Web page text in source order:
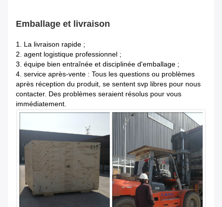
Emballage et livraison
1. La livraison rapide ;
2. agent logistique professionnel ;
3. équipe bien entraînée et disciplinée d'emballage ;
4. service après-vente : Tous les questions ou problèmes
après réception du produit, se sentent svp libres pour nous
contacter. Des problèmes seraient résolus pour vous
immédiatement.